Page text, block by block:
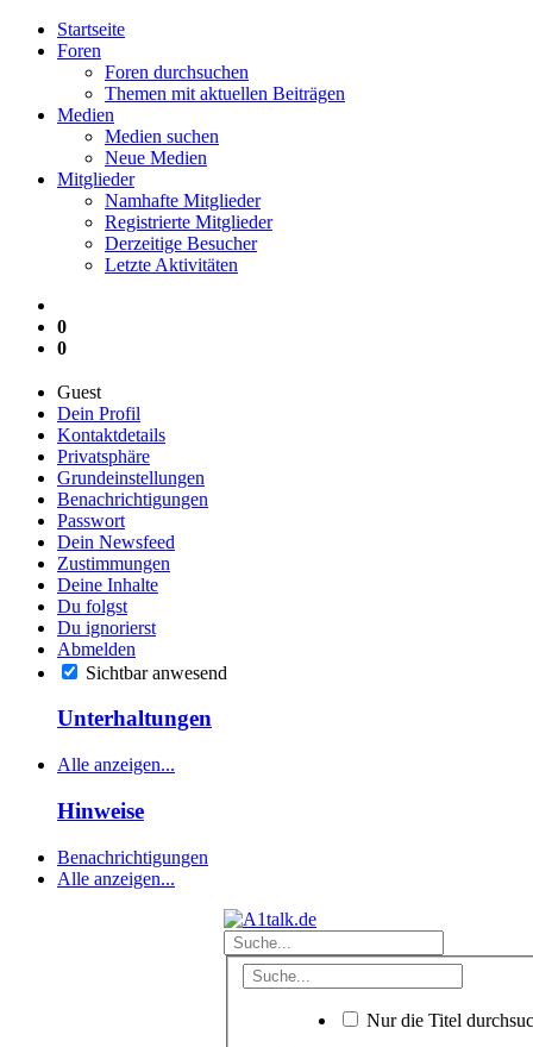
Startseite
Foren
Foren durchsuchen
Themen mit aktuellen Beiträgen
Medien
Medien suchen
Neue Medien
Mitglieder
Namhafte Mitglieder
Registrierte Mitglieder
Derzeitige Besucher
Letzte Aktivitäten
0
0
Guest
Dein Profil
Kontaktdetails
Privatsphäre
Grundeinstellungen
Benachrichtigungen
Passwort
Dein Newsfeed
Zustimmungen
Deine Inhalte
Du folgst
Du ignorierst
Abmelden
Sichtbar anwesend
Unterhaltungen
Alle anzeigen...
Hinweise
Benachrichtigungen
Alle anzeigen...
Nur die Titel